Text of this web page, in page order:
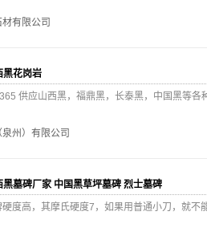
有限公司
黑花岗岩
供应山西黑，福鼎黑，长泰黑，中国黑等各
州）有限公司
黑墓碑厂家 中国黑草坪墓碑 烈士墓碑
硬度高，其摩氏硬度7，如果用普通小刀，就不